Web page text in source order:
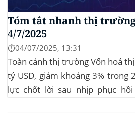
Tóm tắt nhanh thị
4/7/2025
⏱️04/07/2025, 13:31
Toàn cảnh thị trường Vốn hoá
tỷ USD, giảm khoảng 3% trong
lực chốt lời sau nhịp phục hồi